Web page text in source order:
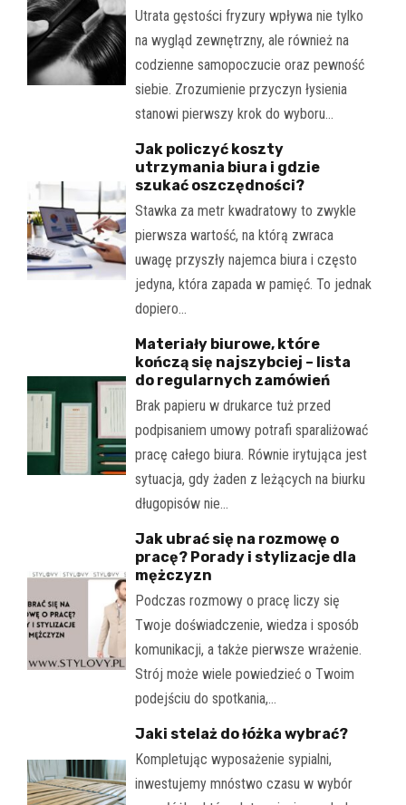
Utrata gęstości fryzury wpływa nie tylko
na wygląd zewnętrzny, ale również na
codzienne samopoczucie oraz pewność
siebie. Zrozumienie przyczyn łysienia
stanowi pierwszy krok do wyboru…
Jak policzyć koszty
utrzymania biura i gdzie
szukać oszczędności?
Stawka za metr kwadratowy to zwykle
pierwsza wartość, na którą zwraca
uwagę przyszły najemca biura i często
jedyna, która zapada w pamięć. To jednak
dopiero…
Materiały biurowe, które
kończą się najszybciej – lista
do regularnych zamówień
Brak papieru w drukarce tuż przed
podpisaniem umowy potrafi sparaliżować
pracę całego biura. Równie irytująca jest
sytuacja, gdy żaden z leżących na biurku
długopisów nie…
Jak ubrać się na rozmowę o
pracę? Porady i stylizacje dla
mężczyzn
Podczas rozmowy o pracę liczy się
Twoje doświadczenie, wiedza i sposób
komunikacji, a także pierwsze wrażenie.
Strój może wiele powiedzieć o Twoim
podejściu do spotkania,…
Jaki stelaż do łóżka wybrać?
Kompletując wyposażenie sypialni,
inwestujemy mnóstwo czasu w wybór